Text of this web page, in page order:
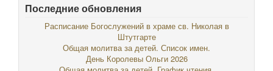
Последние обновления
Расписание Богослужений в храме св. Николая в
Штутгарте
Общая молитва за детей. Список имен.
День Королевы Ольги 2026